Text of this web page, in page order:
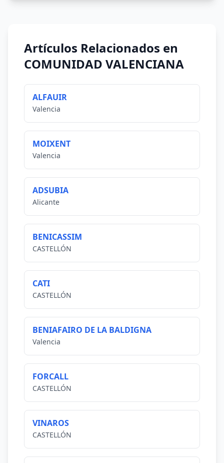
Artículos Relacionados en
COMUNIDAD VALENCIANA
ALFAUIR
Valencia
MOIXENT
Valencia
ADSUBIA
Alicante
BENICASSIM
CASTELLÓN
CATI
CASTELLÓN
BENIAFAIRO DE LA BALDIGNA
Valencia
FORCALL
CASTELLÓN
VINAROS
CASTELLÓN